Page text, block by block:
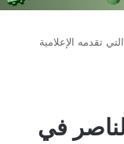
تقدمه الإعلامية
في